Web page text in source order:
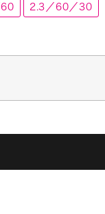
2.3／60／30